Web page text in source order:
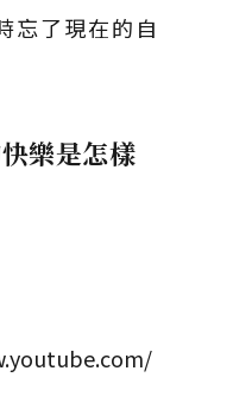
忘了現在的自
樂是怎樣